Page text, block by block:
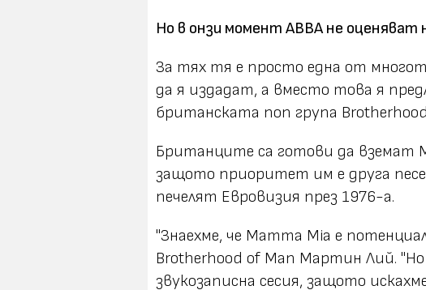
Но в онзи момент ABBA не
За тях тя е просто една от
да я издадат, а вместо това я
британската поп група
Британците са готови да вземат
защото приоритет им е друга
печелят Евровизия през 1976-а.
"Знаехме, че Mamma Mia е
Brotherhood of Man Мартин Лий.
звукозаписна сесия, защото